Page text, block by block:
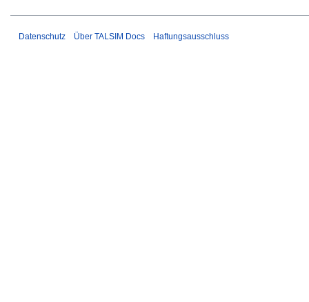
Datenschutz Über TALSIM Docs Haftungsausschluss